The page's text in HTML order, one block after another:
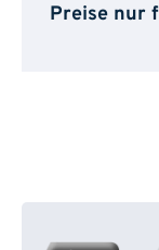
Preise nur